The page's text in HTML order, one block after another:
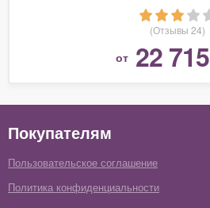
(Отзывы 24)
от 22 715
Покупателям
Пользовательское соглашение
Политика конфиденциальности